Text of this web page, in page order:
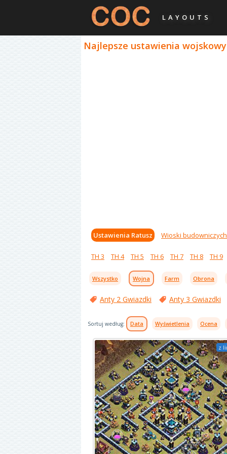
LAYOUTS
Najlepsze ustawienia
Ustawienia Ratusz Wioski budowniczych
TH 3 TH 4 TH 5 TH 6 TH 7 TH 8 TH 9
Wszystko Wojna Farm Obrona
Anty 2 Gwiazdki Anty 3 Gwiazdki
Sortuj według: Data Wyświetlenia Ocena
z